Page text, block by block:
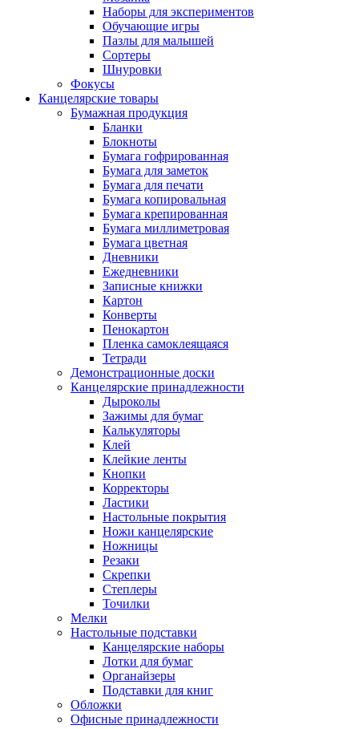
Наборы для экспериментов
Обучающие игры
Пазлы для малышей
Сортеры
Шнуровки
Фокусы
Канцелярские товары
Бумажная продукция
Бланки
Блокноты
Бумага гофрированная
Бумага для заметок
Бумага для печати
Бумага копировальная
Бумага крепированная
Бумага миллиметровая
Бумага цветная
Дневники
Ежедневники
Записные книжки
Картон
Конверты
Пенокартон
Пленка самоклеящаяся
Тетради
Демонстрационные доски
Канцелярские принадлежности
Дыроколы
Зажимы для бумаг
Калькуляторы
Клей
Клейкие ленты
Кнопки
Корректоры
Ластики
Настольные покрытия
Ножи канцелярские
Ножницы
Резаки
Скрепки
Степлеры
Точилки
Мелки
Настольные подставки
Канцелярские наборы
Лотки для бумаг
Органайзеры
Подставки для книг
Обложки
Офисные принадлежности